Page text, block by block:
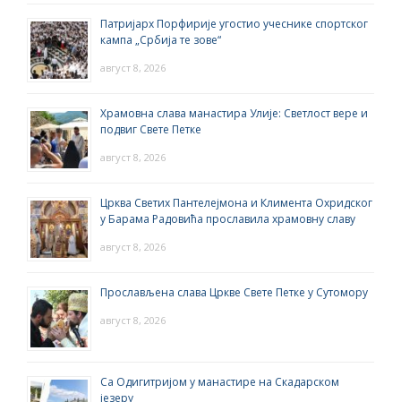
Патријарх Порфирије угостио учеснике спортског
кампа „Србија те зове“
август 8, 2026
Храмовна слава манастира Улије: Светлост вере и
подвиг Свете Петке
август 8, 2026
Црква Светих Пантелејмона и Климента Охридског
у Барама Радовића прославила храмовну славу
август 8, 2026
Прослављена слава Цркве Свете Петке у Сутомору
август 8, 2026
Са Одигитријом у манастире на Скадарском
језеру